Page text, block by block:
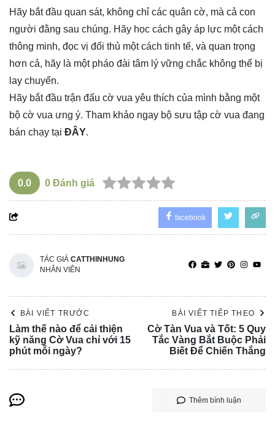
Hãy bắt đầu quan sát, không chỉ các quân cờ, mà cả con
người đằng sau chúng. Hãy học cách gây áp lực một cách
thông minh, đọc vị đối thủ một cách tinh tế, và quan trọng
hơn cả, hãy là một pháo đài tâm lý vững chắc không thể bị
lay chuyển.
Hãy bắt đầu trận đấu cờ vua yêu thích của mình bằng một
bộ cờ vua ưng ý. Tham khảo ngay bộ sưu tập cờ vua đang
bán chạy tại ĐÂY.
0.0 0 Đánh giá
facebook
TÁC GIẢ CATTHINHUNG
NHÂN VIÊN
BÀI VIẾT TRƯỚC
Làm thế nào để cải thiện
kỹ năng Cờ Vua chỉ với 15
phút mỗi ngày?
BÀI VIẾT TIẾP THEO
Cờ Tàn Vua và Tốt: 5 Quy
Tắc Vàng Bắt Buộc Phải
Biết Để Chiến Thắng
Thêm bình luận